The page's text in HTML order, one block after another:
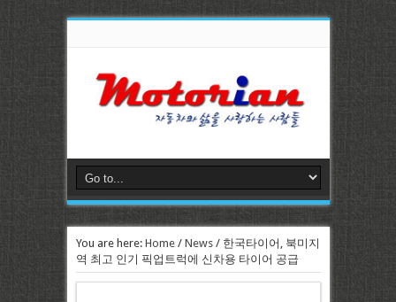
You are here: Home/ News/ 한국타이어, 북미지
역 최고 인기 픽업트럭에 신차용 타이어 공급